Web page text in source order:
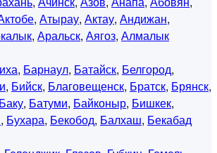
, Атырау, Актау, Андижан,
, Аральск, Аягоз, Алмалык
, Барнаул, Батайск, Белгород,
, Бийск, Благовещенск, Братск, Брянск,
Баку, Батуми, Байконыр, Бишкек,
, Бухара, Бекобод, Балхаш, Бекабад